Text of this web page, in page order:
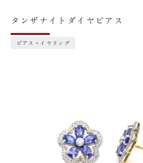
タンザナイトダイヤピアス
ピアス・イヤリング